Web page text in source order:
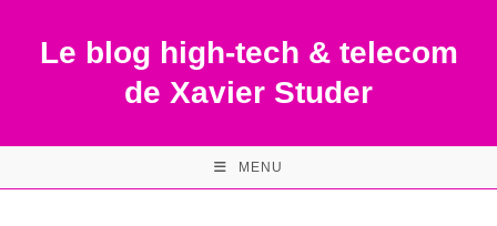
contentLe blog high-tech & telecom
de Xavier Studer
MENU